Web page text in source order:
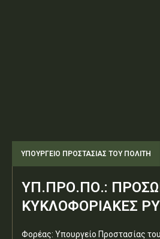
ΥΠΟΥΡΓΕΊΟ ΠΡΟΣΤΑΣΊΑΣ ΤΟΥ ΠΟΛΊΤΗ
ΥΠ.ΠΡΟ.ΠΟ.:
ΚΥΚΛΟΦΟΡΙΑΚΕΣ
Φορέας: Υπουργείο Προστασίας